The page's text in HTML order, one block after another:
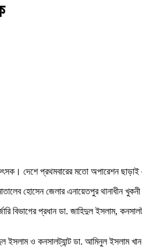
দেশে প্রথমবারের মতো অপারেশন
হোসেন জেলার এনায়েতপুর থানাধীন
বিভাগের প্রধান ডা. জাহিদুল ইসলাম,
ইসলাম ও কনসালট্যান্ট ডা. আমিনুল ইসলাম